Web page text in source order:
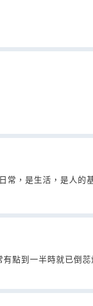
常，是生活，是人的
點到一半時就已倒